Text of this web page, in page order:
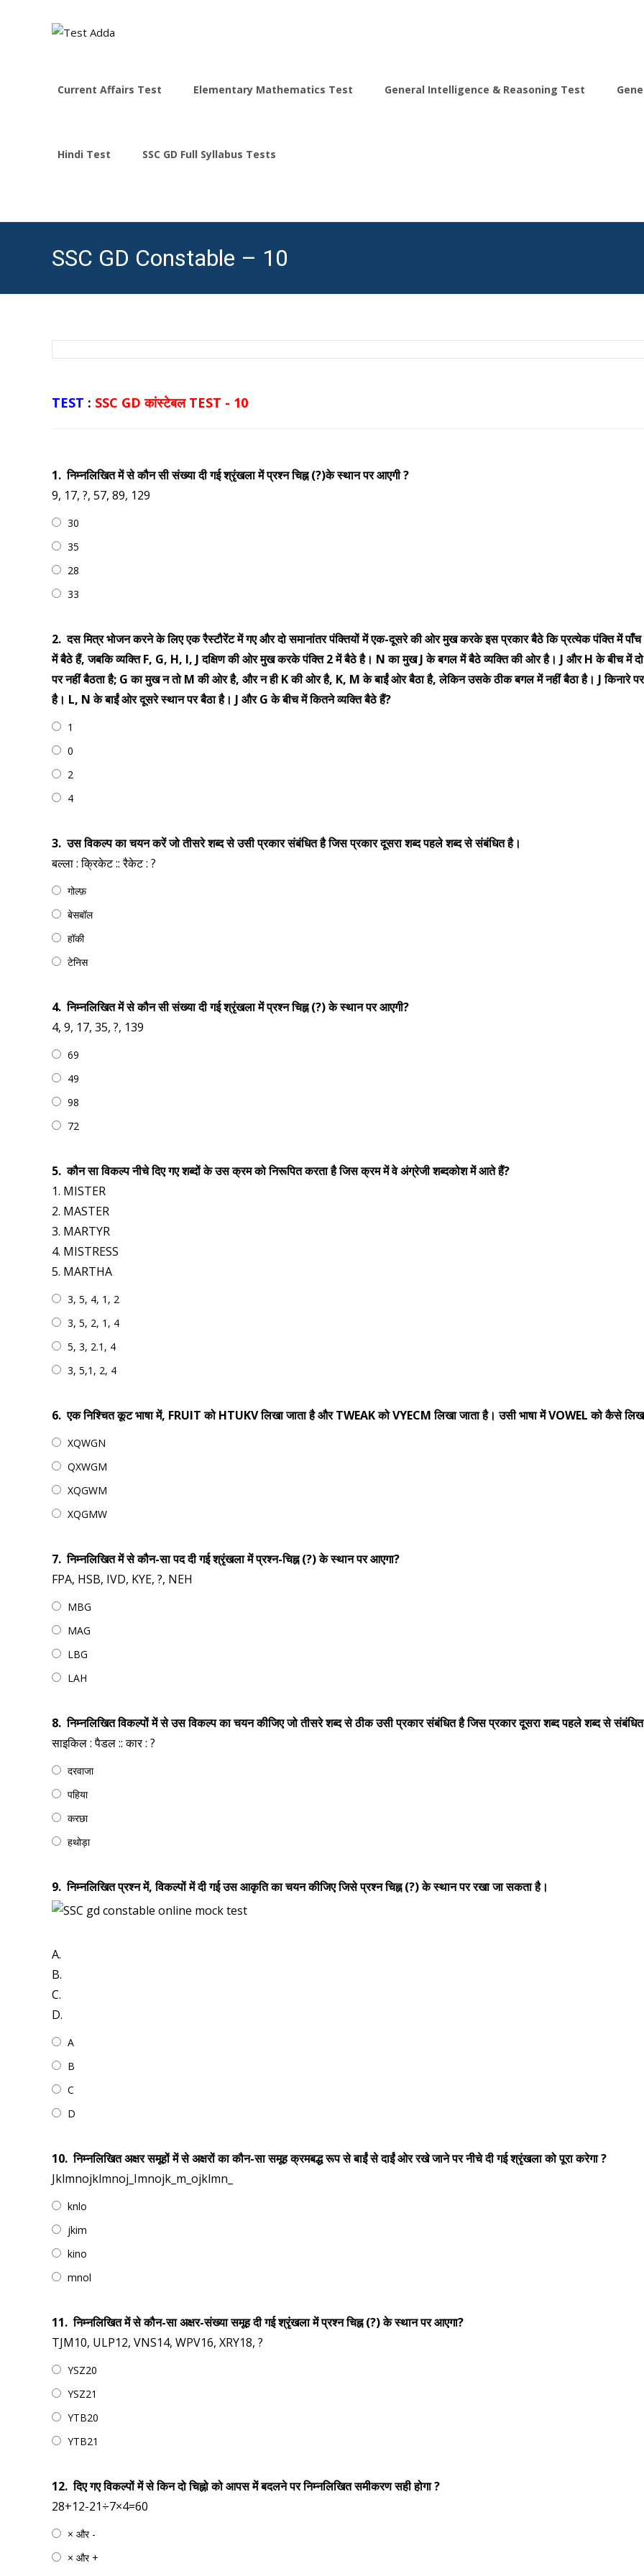
Current Affairs Test Elementary Mathematics Test General Intelligence & Reasoning Test
Hindi Test SSC GD Full Syllabus Tests
SSC GD Constable – 10
TEST : SSC GD कांस्टेबल TEST - 10
1. निम्नलिखित में से कौन सी संख्या दी गई श्रृंखला में प्रश्न चिह्न (?)के स्थान पर आएगी ?
9, 17, ?, 57, 89, 129
30
35
28
33
2. दस मित्र भोजन करने के लिए एक रैस्टौरेंट में गए और दो समानांतर पंक्तियों में एक-दूसरे की ओर मुख करके इस प्रकार बैठे कि प्रत्येक पंक्ति में
में बैठे हैं, जबकि व्यक्ति F, G, H, I, J दक्षिण की ओर मुख करके पंक्ति 2 में बैठे है। N का मुख J के बगल में बैठे व्यक्ति की ओर है। J और H के बीच में दो
पर नहीं बैठता है; G का मुख न तो M की ओर है, और न ही K की ओर है, K, M के बाईं ओर बैठा है, लेकिन उसके ठीक बगल में नहीं बैठा है। J किनारे
है। L, N के बाईं ओर दूसरे स्थान पर बैठा है। J और G के बीच में कितने व्यक्ति बैठे हैं?
1
0
2
4
3. उस विकल्प का चयन करें जो तीसरे शब्द से उसी प्रकार संबंधित है जिस प्रकार दूसरा शब्द पहले शब्द से संबंधित है।
बल्ला : क्रिकेट :: रैकेट : ?
गोल्फ़
बेसबॉल
हॉकी
टेनिस
4. निम्नलिखित में से कौन सी संख्या दी गई श्रृंखला में प्रश्न चिह्न (?) के स्थान पर आएगी?
4, 9, 17, 35, ?, 139
69
49
98
72
5. कौन सा विकल्प नीचे दिए गए शब्दों के उस क्रम को निरूपित करता है जिस क्रम में वे अंग्रेजी शब्दकोश में आते हैं?
1. MISTER
2. MASTER
3. MARTYR
4. MISTRESS
5. MARTHA
3, 5, 4, 1, 2
3, 5, 2, 1, 4
5, 3, 2.1, 4
3, 5,1, 2, 4
6. एक निश्चित कूट भाषा में, FRUIT को HTUKV लिखा जाता है और TWEAK को VYECM लिखा जाता है। उसी भाषा में VOWEL को कैसे
XQWGN
QXWGM
XQGWM
XQGMW
7. निम्नलिखित में से कौन-सा पद दी गई श्रृंखला में प्रश्न-चिह्न (?) के स्थान पर आएगा?
FPA, HSB, IVD, KYE, ?, NEH
MBG
MAG
LBG
LAH
8. निम्नलिखित विकल्पों में से उस विकल्प का चयन कीजिए जो तीसरे शब्द से ठीक उसी प्रकार संबंधित है जिस प्रकार दूसरा शब्द पहले शब्द से
साइकिल : पैडल :: कार : ?
दरवाजा
पहिया
करछा
हथोड़ा
9. निम्नलिखित प्रश्न में, विकल्पों में दी गई उस आकृति का चयन कीजिए जिसे प्रश्न चिह्न (?) के स्थान पर रखा जा सकता है।
A.
B.
C.
D.
A
B
C
D
10. निम्नलिखित अक्षर समूहों में से अक्षरों का कौन-सा समूह क्रमबद्ध रूप से बाईं से दाईं ओर रखे जाने पर नीचे दी गई श्रृंखला को पूरा करेगा ?
Jklmnojklmnoj_Imnojk_m_ojklmn_
knlo
jkim
kino
mnol
11. निम्नलिखित में से कौन-सा अक्षर-संख्या समूह दी गई श्रृंखला में प्रश्न चिह्न (?) के स्थान पर आएगा?
TJM10, ULP12, VNS14, WPV16, XRY18, ?
YSZ20
YSZ21
YTB20
YTB21
12. दिए गए विकल्पों में से किन दो चिह्नो को आपस में बदलने पर निम्नलिखित समीकरण सही होगा ?
28+12-21÷7×4=60
× और -
× और +